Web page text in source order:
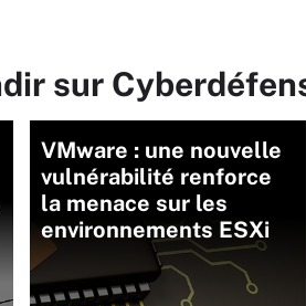
sur
VMware : une nouvelle
vulnérabilité renforce
la menace sur les
environnements ESXi